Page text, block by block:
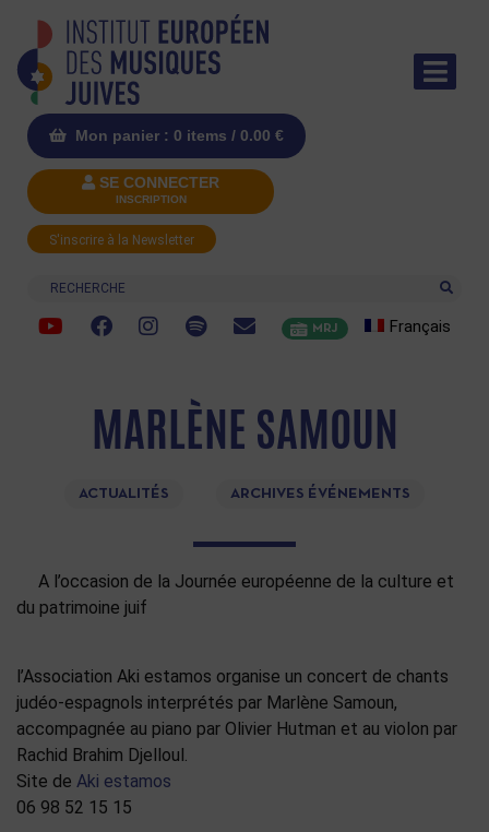
Mon panier : 0 items / 0.00 €
SE CONNECTER
INSCRIPTION
S'inscrire à la Newsletter
Recherche
MRJ Français
MARLÈNE SAMOUN
ACTUALITÉS ARCHIVES ÉVÉNEMENTS
A l’occasion de la Journée européenne de la culture et
du patrimoine juif
l’Association Aki estamos organise un concert de chants
judéo-espagnols interprétés par Marlène Samoun,
accompagnée au piano par Olivier Hutman et au violon par
Rachid Brahim Djelloul.
Site de Aki estamos
06 98 52 15 15